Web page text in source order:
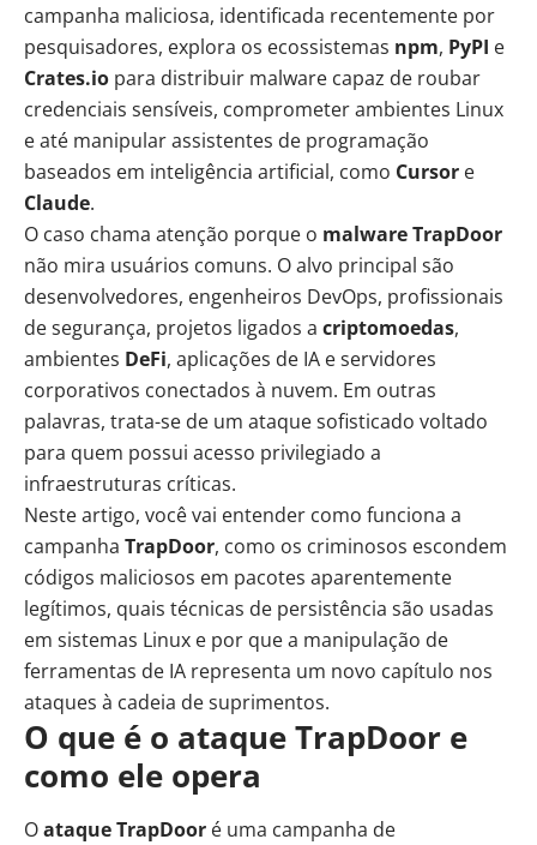
campanha maliciosa, identificada recentemente por
pesquisadores, explora os ecossistemas npm, PyPI e
Crates.io para distribuir malware capaz de roubar
credenciais sensíveis, comprometer ambientes Linux
e até manipular assistentes de programação
baseados em inteligência artificial, como Cursor e
Claude.
O caso chama atenção porque o malware TrapDoor
não mira usuários comuns. O alvo principal são
desenvolvedores, engenheiros DevOps, profissionais
de segurança, projetos ligados a criptomoedas,
ambientes DeFi, aplicações de IA e servidores
corporativos conectados à nuvem. Em outras
palavras, trata-se de um ataque sofisticado voltado
para quem possui acesso privilegiado a
infraestruturas críticas.
Neste artigo, você vai entender como funciona a
campanha TrapDoor, como os criminosos escondem
códigos maliciosos em pacotes aparentemente
legítimos, quais técnicas de persistência são usadas
em sistemas Linux e por que a manipulação de
ferramentas de IA representa um novo capítulo nos
ataques à cadeia de suprimentos.
O que é o ataque TrapDoor e
como ele opera
Oataque TrapDoor é uma campanha de